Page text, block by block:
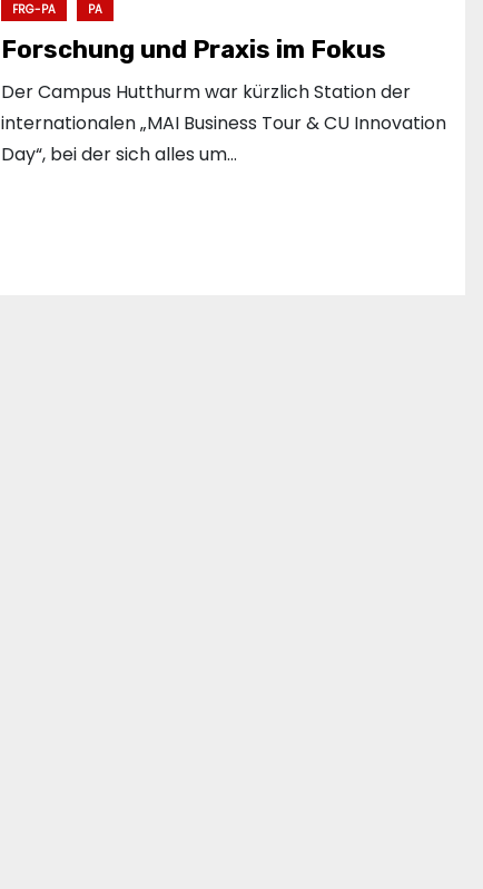
FRG-PA PA
Forschung und Praxis im Fokus
Der Campus Hutthurm war kürzlich Station der
internationalen „MAI Business Tour & CU Innovation
Day“, bei der sich alles um…